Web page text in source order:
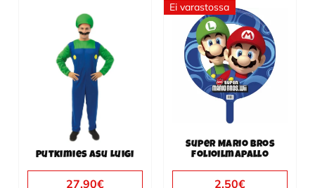
Putkimies asu Luigi
27.90€
Ei varastossa
Super Mario Bros
folioilmapallo
2.50€